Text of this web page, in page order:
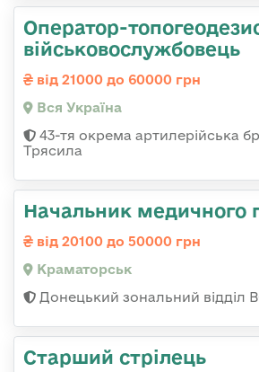
Оператор-
військовослужбовець
від 21000 до 60000 грн
Вся Україна
43-тя окрема артилерійська
Трясила
Начальник медичного
від 20100 до 50000 грн
Краматорськ
Донецький зональний відділ
Старший стрілець